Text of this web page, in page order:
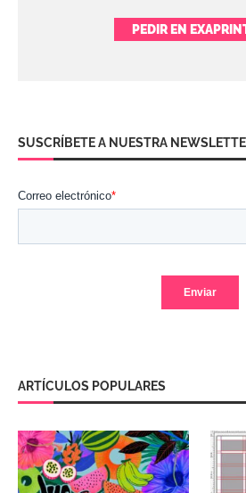
PEDIR EN
SUSCRÍBETE A NUESTRA
ARTÍCULOS POPULARES